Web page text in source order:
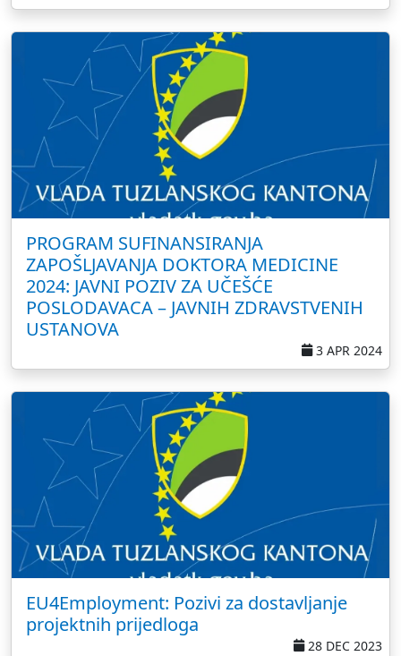
PROGRAM SUFINANSIRANJA
ZAPOŠLJAVANJA DOKTORA MEDICINE
2024: JAVNI POZIV ZA UČEŠĆE
POSLODAVACA – JAVNIH ZDRAVSTVENIH
USTANOVA
3 APR 2024
EU4Employment: Pozivi za dostavljanje
projektnih prijedloga
28 DEC 2023